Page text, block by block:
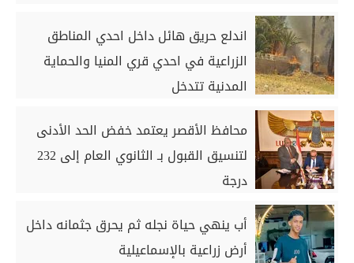
اندلع حريق هائل داخل احدي المناطق
الزراعية في احدي قري المنيا والحماية
المدنية تتدخل
محافظ الأقصر يعتمد خفض الحد الأدنى
لتنسيق القبول بـ الثانوي العام إلى 232
درجة
أب ينهي حياة نجله ثم يحرق جثمانه داخل
أرض زراعية بالإسماعيلية